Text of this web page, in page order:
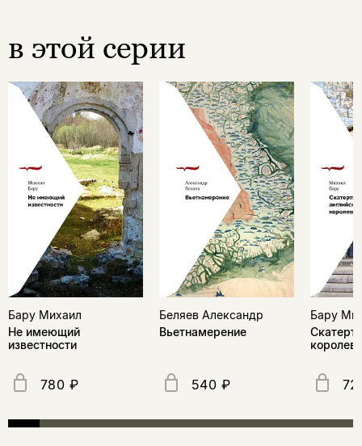
в этой серии
Бару Михаил
Не имеющий
известности
780 ₽
Беляев Александр
Вьетнамерение
540 ₽
Бару